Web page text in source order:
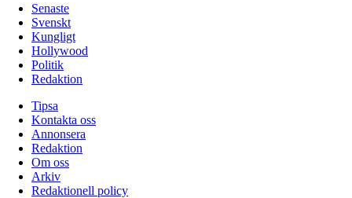
Senaste
Svenskt
Kungligt
Hollywood
Politik
Redaktion
Tipsa
Kontakta oss
Annonsera
Redaktion
Om oss
Arkiv
Redaktionell policy